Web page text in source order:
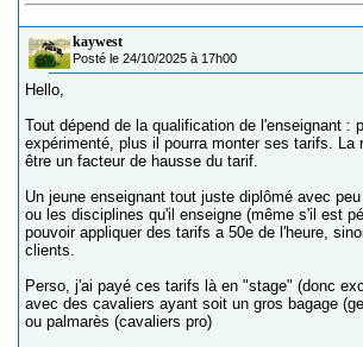
kaywest
Posté le 24/10/2025 à 17h00
Hello,
Tout dépend de la qualification de l'enseignant :
expérimenté, plus il pourra monter ses tarifs. La
être un facteur de hausse du tarif.
Un jeune enseignant tout juste diplômé avec
ou les disciplines qu'il enseigne (même s'il est
pouvoir appliquer des tarifs a 50e de l'heure,
clients.
Perso, j'ai payé ces tarifs là en "stage" (donc
avec des cavaliers ayant soit un gros bagage
ou palmarès (cavaliers pro)